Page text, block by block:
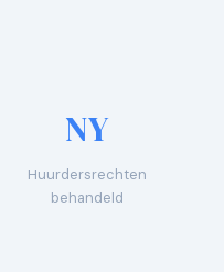
NY
Huurdersrechten
behandeld